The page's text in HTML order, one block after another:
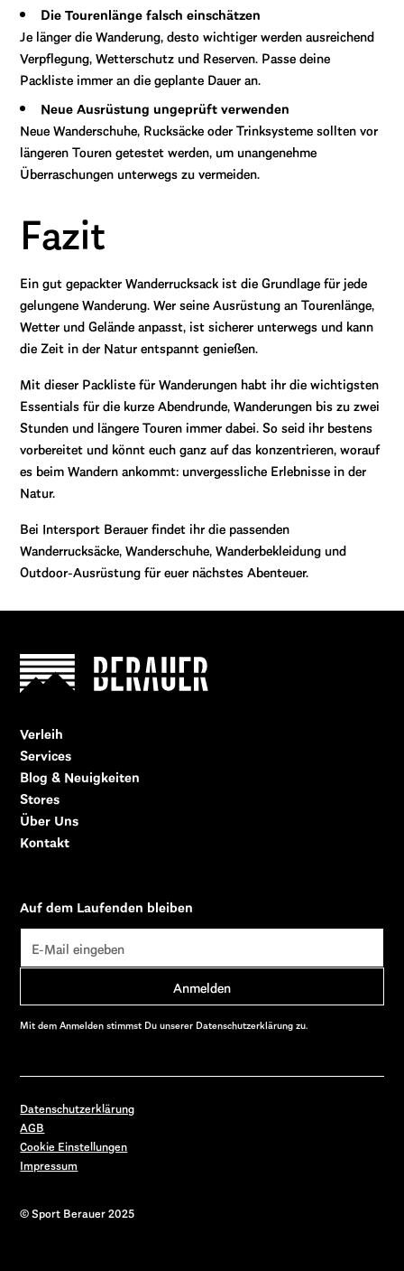
Die Tourenlänge falsch einschätzen
Je länger die Wanderung, desto wichtiger werden ausreichend
Verpflegung, Wetterschutz und Reserven. Passe deine
Packliste immer an die geplante Dauer an.
Neue Ausrüstung ungeprüft verwenden
Neue Wanderschuhe, Rucksäcke oder Trinksysteme sollten vor
längeren Touren getestet werden, um unangenehme
Überraschungen unterwegs zu vermeiden.
Fazit
Ein gut gepackter Wanderrucksack ist die Grundlage für jede
gelungene Wanderung. Wer seine Ausrüstung an Tourenlänge,
Wetter und Gelände anpasst, ist sicherer unterwegs und kann
die Zeit in der Natur entspannt genießen.
Mit dieser Packliste für Wanderungen habt ihr die wichtigsten
Essentials für die kurze Abendrunde, Wanderungen bis zu zwei
Stunden und längere Touren immer dabei. So seid ihr bestens
vorbereitet und könnt euch ganz auf das konzentrieren, worauf
es beim Wandern ankommt: unvergessliche Erlebnisse in der
Natur.
Bei Intersport Berauer findet ihr die passenden
Wanderrucksäcke, Wanderschuhe, Wanderbekleidung und
Outdoor-Ausrüstung für euer nächstes Abenteuer.
Verleih
Services
Blog & Neuigkeiten
Stores
Über Uns
Kontakt
Auf dem Laufenden bleiben
Mit dem Anmelden stimmst Du unserer Datenschutzerklärung zu.
Datenschutzerklärung
AGB
Cookie Einstellungen
Impressum
© Sport Berauer 2025